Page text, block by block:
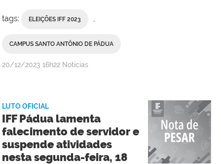
tags: ELEIÇÕES IFF 2023
CAMPUS SANTO ANTÔNIO DE PÁDUA
por
Campus
Bom
Jesus
do
Itabapoana
publicado
20/12/2023 16h22 Notícias
LUTO OFICIAL
IFF Pádua lamenta
falecimento de servidor e
suspende atividades
nesta segunda-feira, 18